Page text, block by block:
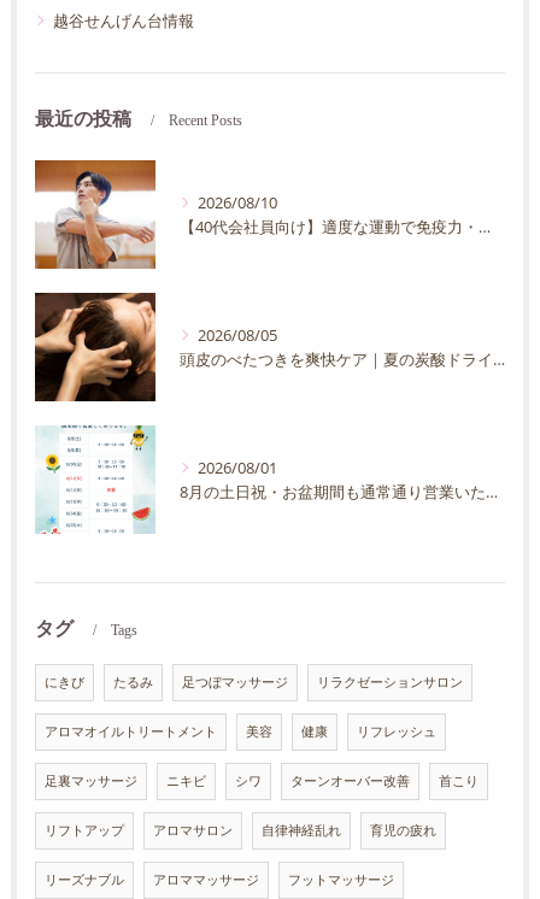
越谷せんげん台情報
最近の投稿 Recent Posts
2026/08/10
【40代会社員向け】適度な運動で免疫力・抵抗力の向上を目指す方法｜忙しくても続く運動習慣
2026/08/05
頭皮のべたつきを爽快ケア｜夏の炭酸ドライヘッドスパ完全ガイド
2026/08/01
8月の土日祝・お盆期間も通常通り営業いたします
タグ Tags
にきび たるみ 足つぼマッサージ リラクゼーションサロン
アロマオイルトリートメント 美容 健康 リフレッシュ
足裏マッサージ ニキビ シワ ターンオーバー改善 首こり
リフトアップ アロマサロン 自律神経乱れ 育児の疲れ
リーズナブル アロママッサージ フットマッサージ